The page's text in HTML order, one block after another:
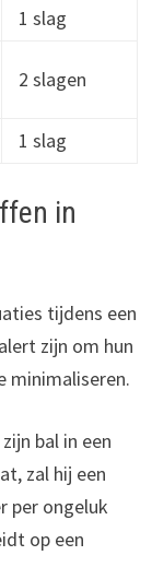
1 slag
2 slagen
1 slag
in
tijdens een
zijn om hun
minimaliseren.
bal in een
zal hij een
per ongeluk
op een